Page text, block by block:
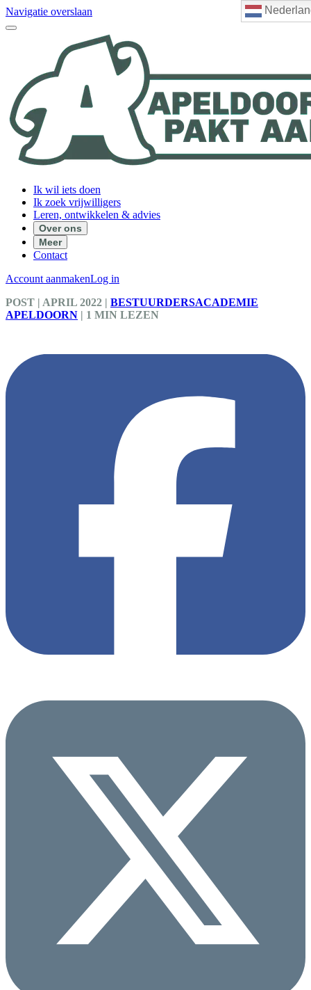
Navigatie overslaan
Ik wil iets doen
Ik zoek vrijwilligers
Leren, ontwikkelen & advies
Over ons
Meer
Contact
Account aanmakenLog in
POST | APRIL 2022 | BESTUURDERSACADEMIE
APELDOORN | 1 MIN LEZEN